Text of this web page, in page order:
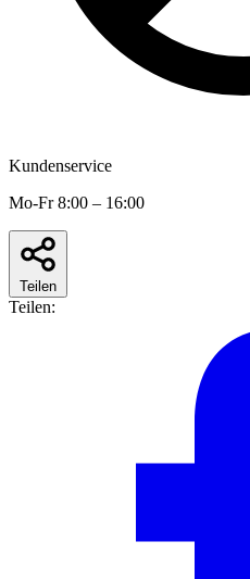
Kundenservice
Mo-Fr 8:00 – 16:00
Teilen
Teilen: